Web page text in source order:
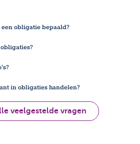
obligatie bepaald?
in obligaties handelen?
veelgestelde vragen